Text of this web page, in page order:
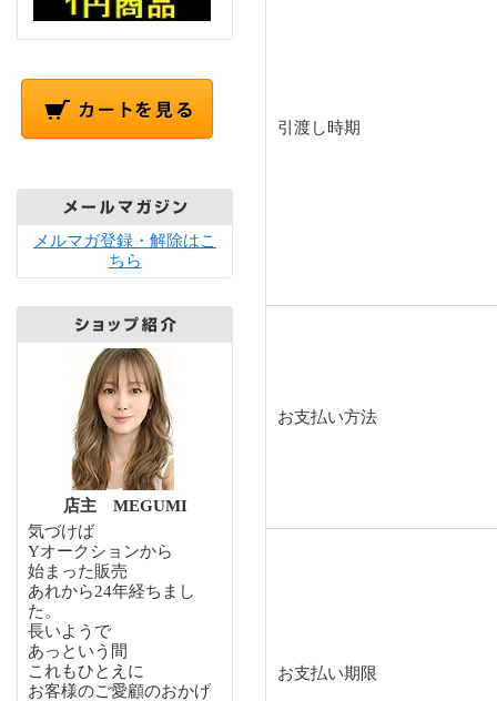
メルマガ登録・解除はこ
ちら
店主 MEGUMI
気づけば
Yオークションから
始まった販売
あれから24年経ちまし
た。
長いようで
あっという間
これもひとえに
お客様のご愛顧のおかげ
引渡し時期
お支払い方法
お支払い期限